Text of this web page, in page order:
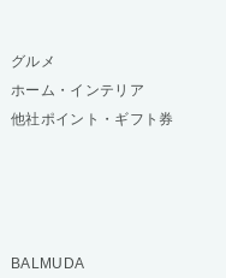
グルメ
ホーム・インテリア
他社ポイント・ギフト券
BALMUDA